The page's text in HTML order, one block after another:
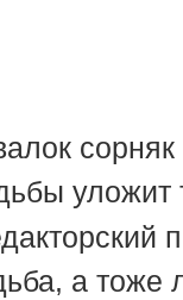
уложит
а тоже